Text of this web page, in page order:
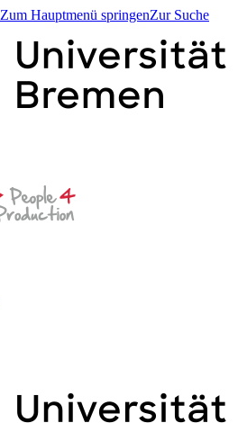
Zum Hauptmenü springenZur Suche